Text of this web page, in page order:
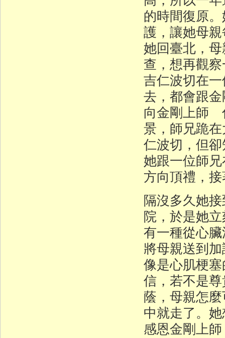
的時間復原
護，讓她母
她回臺北，
查，想再觀
吉仁波切在
去，都會跟
向金剛上師
景，師兄跪
仁波切，但
她跟一位師
方向頂禮，
隔沒多久她
院，於是她
有一種從心
將母親送到
像是心肌梗
信，若不是
蔭，母親怎
中就走了。
感恩金剛上